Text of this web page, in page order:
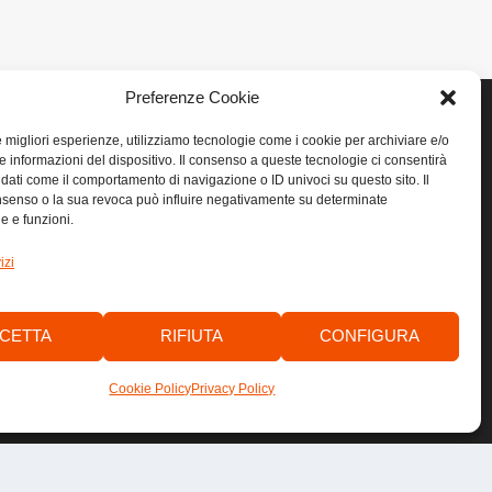
Preferenze Cookie
migliori esperienze, utilizziamo tecnologie come i cookie per archiviare e/o
informazioni del dispositivo. Il consenso a queste tecnologie ci consentirà
come il comportamento di navigazione o ID univoci su questo sito. Il
o la sua revoca può influire negativamente su determinate
e funzioni.
RIFIUTA CONFIGURA
Cookie PolicyPrivacy Policy
UTILI